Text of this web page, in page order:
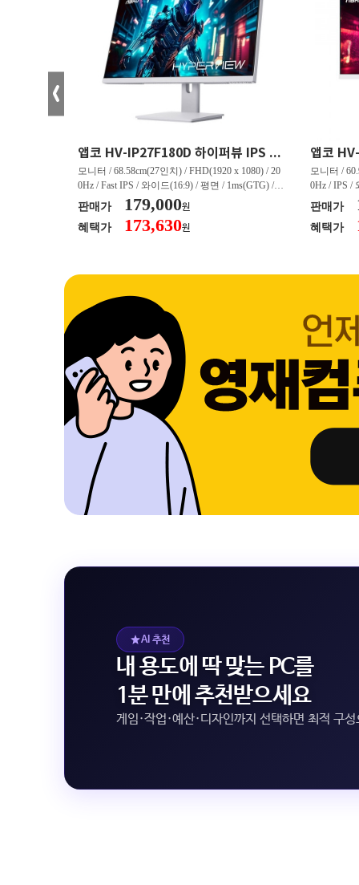
앱코 HV-IP27F180D 하이퍼뷰 IPS FHD 200 HDR 무결점
모니터 / 68.58cm(27인치) / FHD(1920 x 1080) / 20
0Hz / Fast IPS / 와이드(16:9) / 평면 / 1ms(GTG) / 3
50nit / 1,000:1 / 헤드폰 아웃 / LED 조명 / 틸트(상
하) / 6kg / [색상영역] / sRGB:128% / Adobe RGB:8
5% / DCI-P3:91% / NTSC:90% / [게임특화] / 조준
판매가 179,000원
혜택가 173,630원
모니터 /
0Hz / IPS /
50nit /
하) / 4.9kg
80% / DCI-
판매가
혜택가
AI 추천
내 용도에 딱 맞는 PC를
1분 만에 추천받으세요
게임·작업·예산·디자인까지 선택하면 최적 구